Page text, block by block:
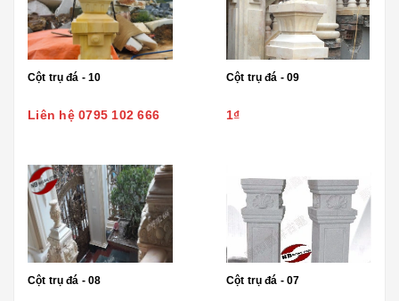
Cột trụ đá - 10
Liên hệ 0795 102 666
Cột trụ đá - 09
1₫
Cột trụ đá - 08 Cột trụ đá - 07